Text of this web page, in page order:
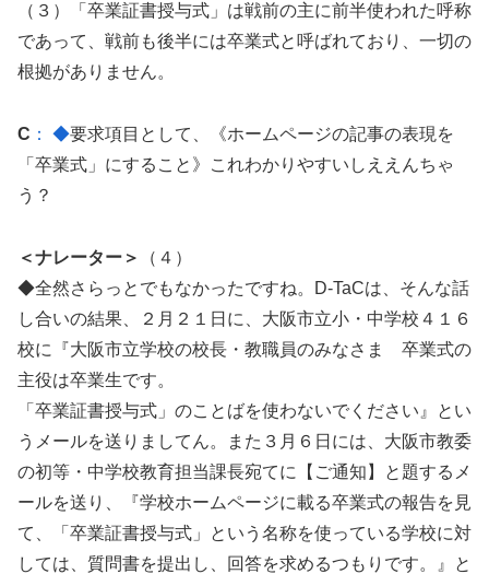
（３）「卒業証書授与式」は戦前の主に前半使われた呼称
であって、戦前も後半には卒業式と呼ばれており、一切の
根拠がありません。
C ： ◆要求項目として、《ホームページの記事の表現を
「卒業式」にすること》これわかりやすいしええんちゃ
う？
＜ナレーター＞
（４）
◆全然さらっとでもなかったですね。D-TaCは、そんな話
し合いの結果、２月２１日に、大阪市立小・中学校４１６
校に『大阪市立学校の校長・教職員のみなさま 卒業式の
主役は卒業生です。
「卒業証書授与式」のことばを使わないでください』とい
うメールを送りましてん。また３月６日には、大阪市教委
の初等・中学校教育担当課長宛てに【ご通知】と題するメ
ールを送り、『学校ホームページに載る卒業式の報告を見
て、「卒業証書授与式」という名称を使っている学校に対
しては、質問書を提出し、回答を求めるつもりです。』と